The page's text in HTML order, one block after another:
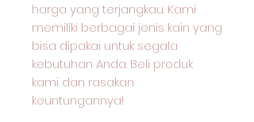
harga yang terjangkau. Kami
memiliki berbagai jenis kain yang
bisa dipakai untuk segala
kebutuhan Anda. Beli produk
kami dan rasakan
keuntungannya!